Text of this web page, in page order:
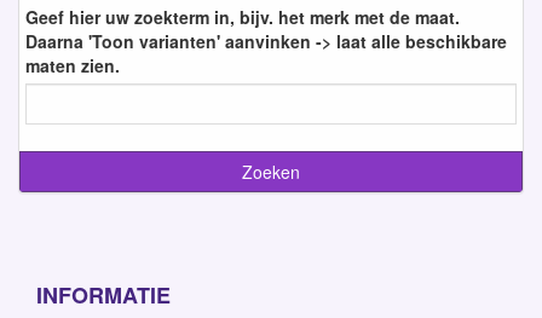
Geef hier uw zoekterm in, bijv. het merk met de maat.
Daarna 'Toon varianten' aanvinken -> laat alle beschikbare
maten zien.
INFORMATIE